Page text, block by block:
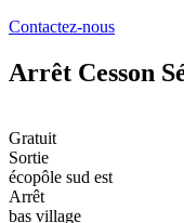
Contactez-nous
Arrêt Cesson
Gratuit
Sortie
écopôle sud est
Arrêt
bas village